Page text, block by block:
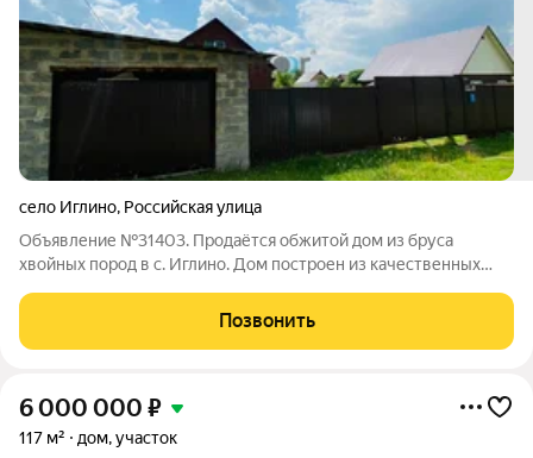
село Иглино, Российская улица
Объявление №31403. Продаётся обжитой дом из бруса
хвойных пород в с. Иглино. Дом построен из качественных
необходимое для комфортного проживания: угловая веранда,
прихожая, кухня, гостиная, 4
Позвонить
6 000 000 ₽
117 м² дом, участок